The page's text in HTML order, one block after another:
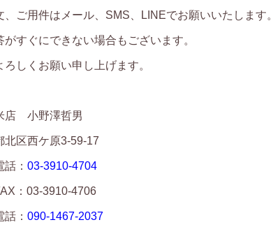
、ご用件はメール、SMS、LINEでお願いいたします。
がすぐにできない場合もございます。
ろしくお願い申し上げます。
店 小野澤哲男
北区西ケ原3-59-17
話： 03-3910-4704
：03-3910-4706
話： 090-1467-2037